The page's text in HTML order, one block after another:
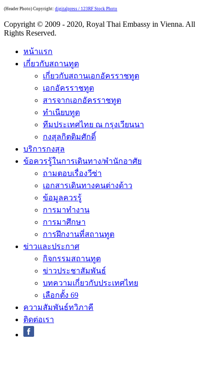
(Header Photo) Copyright: digitalpress / 123RF Stock Photo
Copyright © 2009 - 2020, Royal Thai Embassy in Vienna. All
Rights Reserved.
หน้าแรก
เกี่ยวกับสถานทูต
เกี่ยวกับสถานเอกอัครราชทูต
เอกอัครราชทูต
สารจากเอกอัครราชทูต
ทำเนียบทูต
ทีมประเทศไทย ณ กรุงเวียนนา
กงสุลกิตติมศักดิ์
บริการกงสุล
ข้อควรรู้ในการเดินทาง/พำนักอาศัย
ถามตอบเรื่องวีซ่า
เอกสารเดินทางคนต่างด้าว
ข้อมูลควรรู้
การมาทำงาน
การมาศึกษา
การฝึกงานที่สถานทูต
ข่าวและประกาศ
กิจกรรมสถานทูต
ข่าวประชาสัมพันธ์
บทความเกี่ยวกับประเทศไทย
เลือกตั้ง 69
ความสัมพันธ์ทวิภาคี
ติดต่อเรา